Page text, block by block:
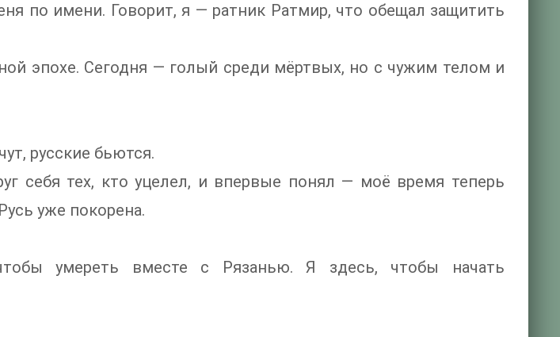
по имени. Говорит, я — ратник Ратмир, что обещал защитить
эпохе. Сегодня — голый среди мёртвых, но с чужим телом и
русские бьются.
себя тех, кто уцелел, и впервые понял — моё время теперь
уже покорена.
умереть вместе с Рязанью. Я здесь, чтобы начать